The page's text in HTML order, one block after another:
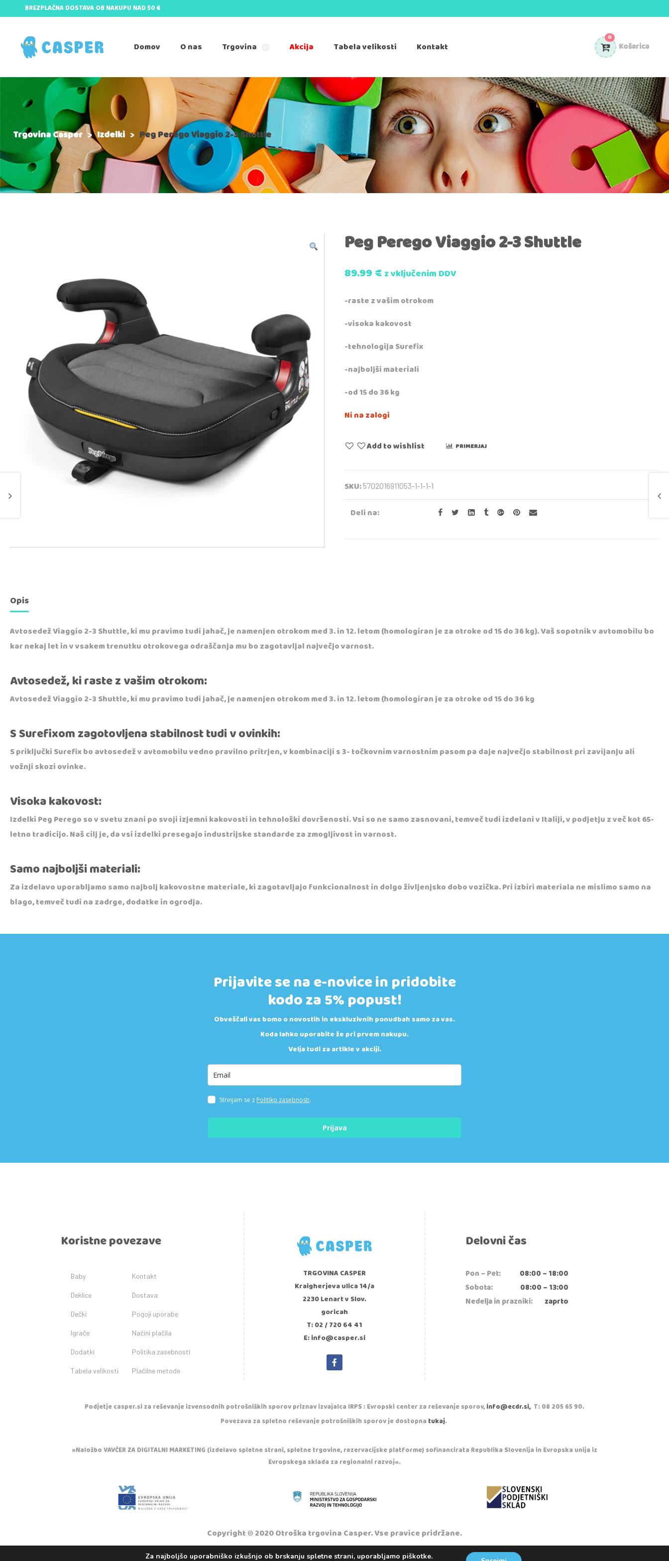
BREZPLAČNA DOSTAVA OB NAKUPU NAD 50 €
Domov O nas Trgovina Akcija Tabela velikosti Kontakt Košarica
0
Trgovina Casper >Izdelki > Peg Perego Viaggio 2-3 Shuttle
Peg Perego Viaggio 2-3 Shuttle
89.99€z vključenim DDV
-raste z vašim otrokom
-visoka kakovost
-tehnologija Surefix
-najboljši materiali
-od 15 do 36 kg
Ni na zalogi
Add to wishlist PRIMERJAJ
SKU: 5702016911053-1-1-1-1
Deli na:
Opis
Avtosedež Viaggio 2-3 Shuttle, ki mu pravimo tudi jahač, je namenjen otrokom med 3. in 12. letom (homologiran je za otroke od 15 do 36 kg). Vaš sopotnik v avtomobilu bo
kar nekaj let in v vsakem trenutku otrokovega odraščanja mu bo zagotavljal največjo varnost.
Avtosedež, ki raste z vašim otrokom:
Avtosedež Viaggio 2-3 Shuttle, ki mu pravimo tudi jahač, je namenjen otrokom med 3. in 12. letom (homologiran je za otroke od 15 do 36 kg
S Surefixom zagotovljena stabilnost tudi v ovinkih:
S priključki Surefix bo avtosedež v avtomobilu vedno pravilno pritrjen, v kombinaciji s 3- točkovnim varnostnim pasom pa daje največjo stabilnost pri zavijanju ali
vožnji skozi ovinke.
Visoka kakovost:
Izdelki Peg Perego so v svetu znani po svoji izjemni kakovosti in tehnološki dovršenosti. Vsi so ne samo zasnovani, temveč tudi izdelani v Italiji, v podjetju z več kot 65-
letno tradicijo. Naš cilj je, da vsi izdelki presegajo industrijske standarde za zmogljivost in varnost.
Samo najboljši materiali:
Za izdelavo uporabljamo samo najbolj kakovostne materiale, ki zagotavljajo funkcionalnost in dolgo življenjsko dobo vozička. Pri izbiri materiala ne mislimo samo na
blago, temveč tudi na zadrge, dodatke in ogrodja.
Prijavite se na e-novice in pridobite
kodo za 5% popust!
Obveščali vas bomo o novostih in ekskluzivnih ponudbah samo za vas.
Koda lahko uporabite že pri prvem nakupu.
Velja tudi za artikle v akciji.
Strinjam se z Politiko zasebnosti.
Prijava
Koristne povezave
Baby
Deklice
Dečki
Igrače
Dodatki
Tabela velikosti
Kontakt
Dostava
Pogoji uporabe
Načini plačila
Politika zasebnosti
Plačilne metode
TRGOVINA CASPER
Kraigherjeva ulica 14/a
2230 Lenart v Slov.
goricah
T: 02 / 720 64 41
E: info@casper.si
Delovni čas
Pon – Pet:
08:00 – 18:00
Sobota:
08:00 – 13:00
Nedelja in prazniki:
zaprto
Podjetje casper.si za reševanje izvensodnih potrošniških sporov priznav izvajalca IRPS : Evropski center za reševanje sporov,info@ecdr.si, T: 08 205 65 90.
Povezava za spletno reševanje potrošniških sporov je dostopnatukaj.
»Naložbo VAVČER ZA DIGITALNI MARKETING (izdelavo spletne strani, spletne trgovine, rezervacijske platforme) sofinancirata Republika Slovenija in Evropska unija iz
Evropskega sklada za regionalni razvoj«.
Copyright © 2020 Otroška trgovina Casper. Vse pravice pridržane.
Izdelava spletnih strani:IDEA kreativni studio
Za najboljšo uporabniško izkušnjo ob brskanju spletne strani, uporabljamo piškotke.